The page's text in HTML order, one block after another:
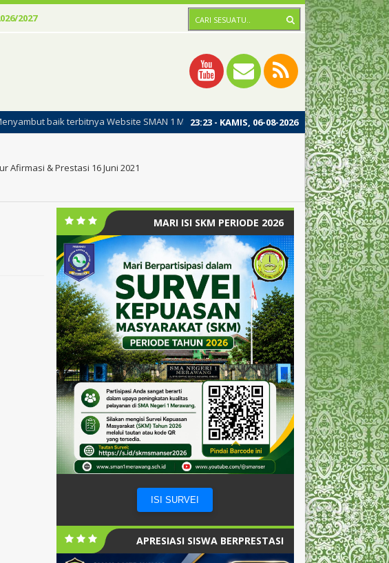
2027
23:23 - KAMIS, 06-08-2026
terbitnya Website SMAN 1 MERAWANG, dengan harapan dipublikasinya website ini
Afirmasi & Prestasi 16 Juni 2021
MARI ISI SKM PERIODE 2026
ISI SURVEI
APRESIASI SISWA BERPRESTASI